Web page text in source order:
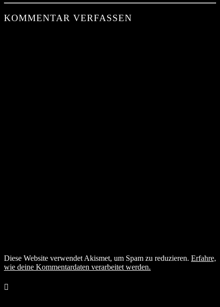
KOMMENTAR VERFASSEN
Diese Website verwendet Akismet, um Spam zu reduzieren. Erfahre,
wie deine Kommentardaten verarbeitet werden.